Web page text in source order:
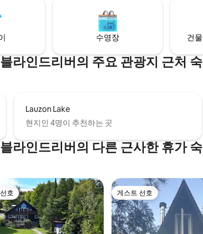
의 호스피탈리티 경험을 제공
다. 자연, 편안함, 블라인드 리버
젖어보세요!
많은 사람들을 수용할 수 있
수영장 건
블라인드리버의 주요 관광지 근처
Lauzon Lake
현지인 4명이 추천하는 곳
블라인드리버의 다른 근사한 휴가
선호
호 게스트 선호
게스트 선호